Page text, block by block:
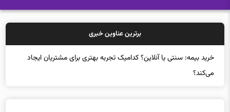
برترین عناوین خبری
خر